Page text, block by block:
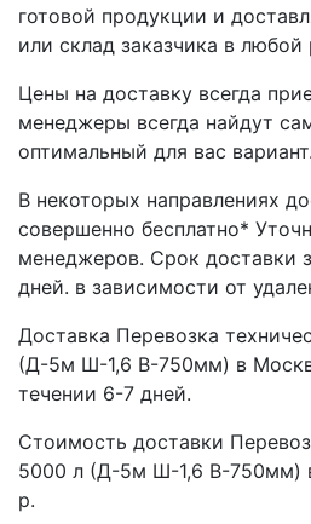
готовой продукции и
или склад заказчика в любой
Цены на доставку всегда
менеджеры всегда найдут
оптимальный для вас вариант.
В некоторых направлениях
совершенно бесплатно*
менеджеров. Срок доставки
дней. в зависимости от
Доставка Перевозка
(Д-5м Ш-1,6 В-750мм) в
течении 6-7 дней.
Стоимость доставки
5000 л (Д-5м Ш-1,6 В-750мм)
р.